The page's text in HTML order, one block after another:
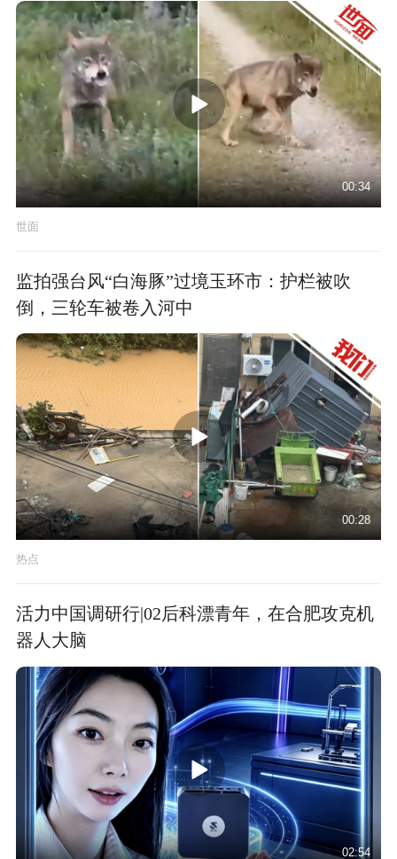
00:34
世面
监拍强台风“白海豚”过境玉环市：护栏被吹
倒，三轮车被卷入河中
00:28
热点
活力中国调研行|02后科漂青年，在合肥攻克机
器人大脑
02:54